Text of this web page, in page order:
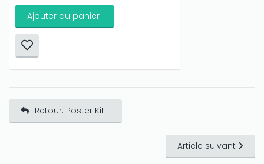
Ajouter au panier
Retour: Poster Kit
Article suivant